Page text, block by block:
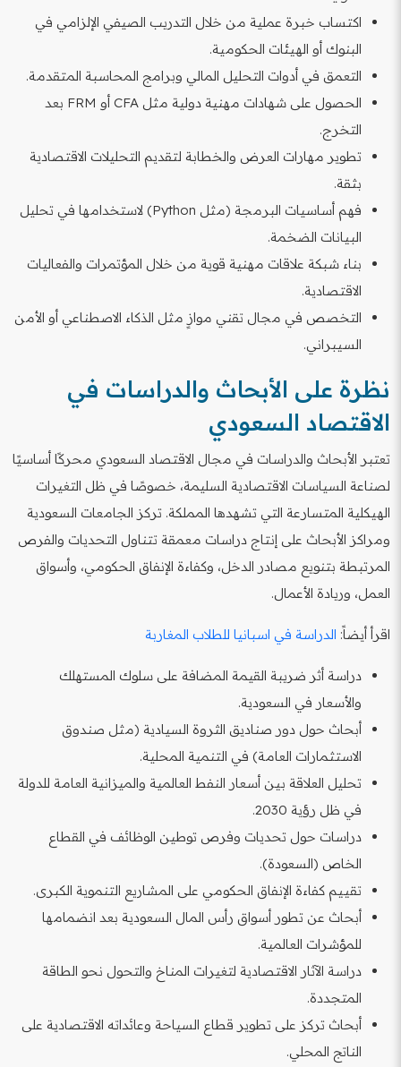
اكتساب خبرة عملية من خلال التدريب الصيفي الإلزامي في
البنوك أو الهيئات الحكومية.
التعمق في أدوات التحليل المالي وبرامج المحاسبة المتقدمة.
الحصول على شهادات مهنية دولية مثل CFA أو FRM بعد
التخرج.
تطوير مهارات العرض والخطابة لتقديم التحليلات الاقتصادية
بثقة.
فهم أساسيات البرمجة (مثل Python) لاستخدامها في تحليل
البيانات الضخمة.
بناء شبكة علاقات مهنية قوية من خلال المؤتمرات والفعاليات
الاقتصادية.
التخصص في مجال تقني موازٍ مثل الذكاء الاصطناعي أو الأمن
السيبراني.
نظرة على الأبحاث والدراسات في
الاقتصاد السعودي
تعتبر الأبحاث والدراسات في مجال الاقتصاد السعودي محركًا أساسيًا
لصناعة السياسات الاقتصادية السليمة، خصوصًا في ظل التغيرات
الهيكلية المتسارعة التي تشهدها المملكة. تركز الجامعات السعودية
ومراكز الأبحاث على إنتاج دراسات معمقة تتناول التحديات والفرص
المرتبطة بتنويع مصادر الدخل، وكفاءة الإنفاق الحكومي، وأسواق
العمل، وريادة الأعمال.
اقرأ أيضاً: الدراسة في اسبانيا للطلاب المغاربة
دراسة أثر ضريبة القيمة المضافة على سلوك المستهلك
والأسعار في السعودية.
أبحاث حول دور صناديق الثروة السيادية (مثل صندوق
الاستثمارات العامة) في التنمية المحلية.
تحليل العلاقة بين أسعار النفط العالمية والميزانية العامة للدولة
في ظل رؤية 2030.
دراسات حول تحديات وفرص توطين الوظائف في القطاع
الخاص (السعودة).
تقييم كفاءة الإنفاق الحكومي على المشاريع التنموية الكبرى.
أبحاث عن تطور أسواق رأس المال السعودية بعد انضمامها
للمؤشرات العالمية.
دراسة الآثار الاقتصادية لتغيرات المناخ والتحول نحو الطاقة
المتجددة.
أبحاث تركز على تطوير قطاع السياحة وعائداته الاقتصادية على
الناتج المحلي.